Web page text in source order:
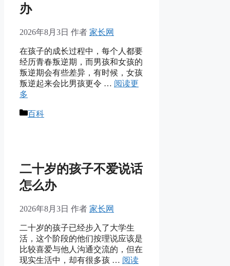
办
2026年8月3日 作者 家长网
在孩子的成长过程中，每个人都要
经历青春叛逆期，而男孩和女孩的
叛逆期会有些差异，有时候，女孩
叛逆起来会比男孩更令 … 阅读更
多
分
百科
二十岁的孩子不爱说话
怎么办
2026年8月3日 作者 家长网
二十岁的孩子已经步入了大学生
活，这个阶段的他们按理说应该是
比较喜爱与他人沟通交流的，但在
现实生活中，却有很多孩 … 阅读